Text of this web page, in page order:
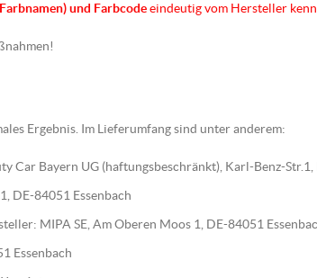
und Farbcodeeindeutig vom Hersteller
Ergebnis. Im Lieferumfang sind unter anderem:
Car Bayern UG (haftungsbeschränkt), Karl-Benz-
DE-84051 Essenbach
MIPA SE, Am Oberen Moos 1, DE-84051
Essenbach